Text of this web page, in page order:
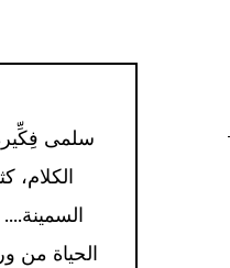
سلمى
الحياة من